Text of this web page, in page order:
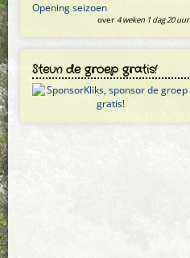
Opening seizoen
over 4 weken 1 dag 20 uur
Steun de groep gratis!